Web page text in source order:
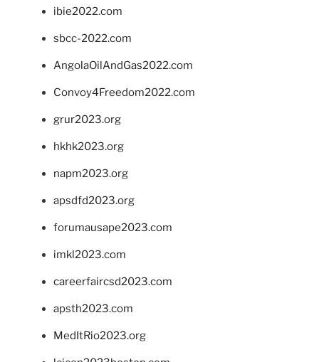
ibie2022.com
sbcc-2022.com
AngolaOilAndGas2022.com
Convoy4Freedom2022.com
grur2023.org
hkhk2023.org
napm2023.org
apsdfd2023.org
forumausape2023.com
imkl2023.com
careerfaircsd2023.com
apsth2023.com
MedItRio2023.org